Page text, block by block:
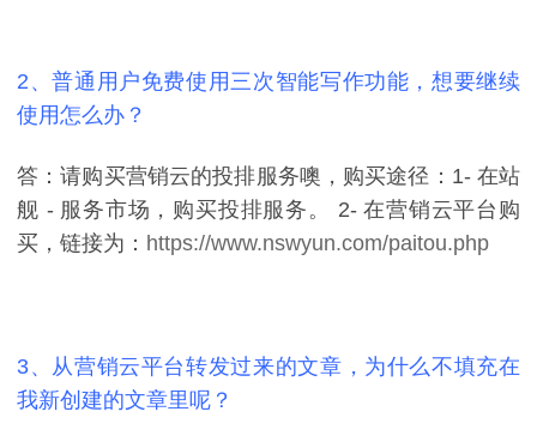
2、普通用户免费使用三次智能写作功能，想要继续
使用怎么办？
答：请购买营销云的投排服务噢，购买途径：1- 在站
舰 - 服务市场，购买投排服务。 2- 在营销云平台购
买，链接为： https://www.nswyun.com/paitou.php
3、从营销云平台转发过来的文章，为什么不填充在
我新创建的文章里呢？